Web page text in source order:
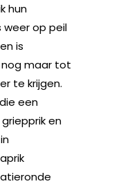
hun
op peil
is
nog maar tot
te krijgen.
een
en